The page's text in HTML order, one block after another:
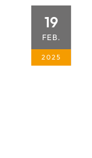
19
FEB.
2025